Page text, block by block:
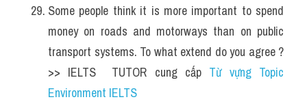
Some people think it is more important to spend
money on roads and motorways than on public
transport systems. To what extend do you agree ?
>> IELTS  TUTOR cung cấp Từ vựng Topic
Environment IELTS